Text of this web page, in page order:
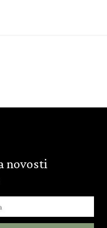
novosti